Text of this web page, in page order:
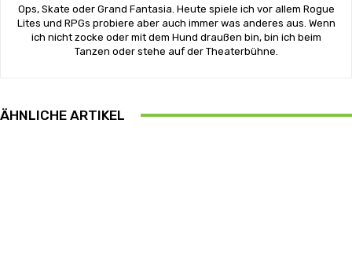
Ops, Skate oder Grand Fantasia. Heute spiele ich vor allem Rogue
Lites und RPGs probiere aber auch immer was anderes aus. Wenn
ich nicht zocke oder mit dem Hund draußen bin, bin ich beim
Tanzen oder stehe auf der Theaterbühne.
ÄHNLICHE ARTIKEL